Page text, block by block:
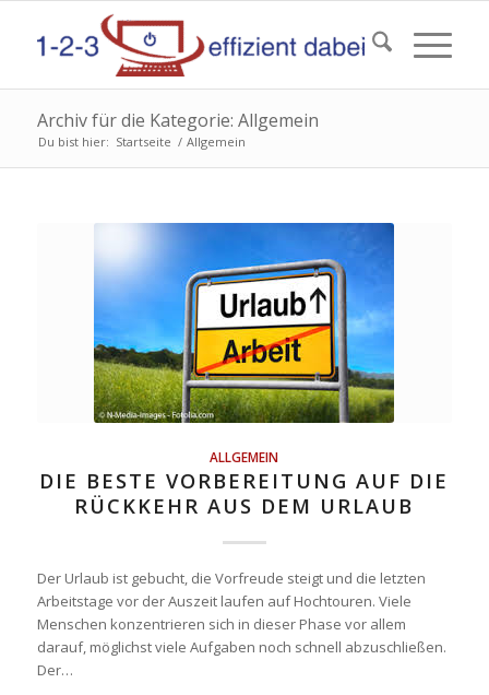
Archiv für die Kategorie: Allgemein
Du bist hier: Startseite / Allgemein
ALLGEMEIN
DIE BESTE VORBEREITUNG AUF DIE
RÜCKKEHR AUS DEM URLAUB
Der Urlaub ist gebucht, die Vorfreude steigt und die letzten
Arbeitstage vor der Auszeit laufen auf Hochtouren. Viele
Menschen konzentrieren sich in dieser Phase vor allem
darauf, möglichst viele Aufgaben noch schnell abzuschließen.
Der…